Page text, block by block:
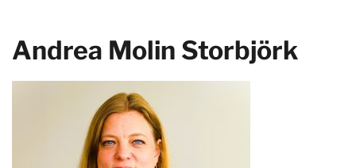
Andrea Molin Storbjörk